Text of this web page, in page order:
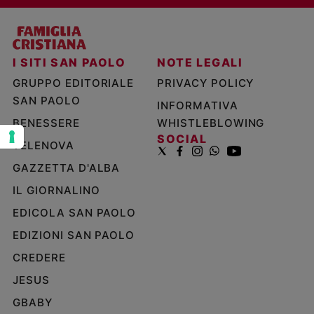
giovani
Adolescenza
Bioetica
Riflessioni
Video
Privacy
I SITI SAN PAOLO
GRUPPO EDITORIALE
SAN PAOLO
BENESSERE
TELENOVA
GAZZETTA D'ALBA
IL GIORNALINO
EDICOLA SAN PAOLO
EDIZIONI SAN PAOLO
CREDERE
JESUS
GBABY
NOTE LEGALI
PRIVACY POLICY
INFORMATIVA
WHISTLEBLOWING
SOCIAL